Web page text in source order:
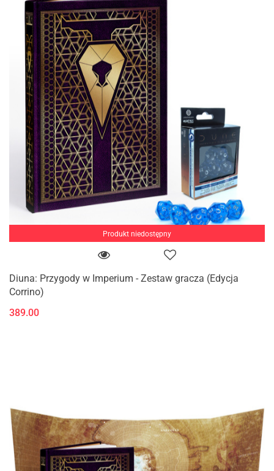
Produkt niedostępny
Diuna: Przygody w Imperium - Zestaw gracza (Edycja
Corrino)
389.00